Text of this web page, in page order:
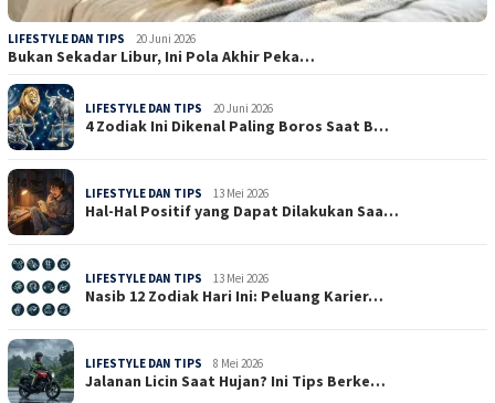
LIFESTYLE DAN TIPS 20 Juni 2026
Bukan Sekadar Libur, Ini Pola Akhir Peka…
LIFESTYLE DAN TIPS 20 Juni 2026
4 Zodiak Ini Dikenal Paling Boros Saat B…
LIFESTYLE DAN TIPS 13 Mei 2026
Hal-Hal Positif yang Dapat Dilakukan Saa…
LIFESTYLE DAN TIPS 13 Mei 2026
Nasib 12 Zodiak Hari Ini: Peluang Karier…
LIFESTYLE DAN TIPS 8 Mei 2026
Jalanan Licin Saat Hujan? Ini Tips Berke…